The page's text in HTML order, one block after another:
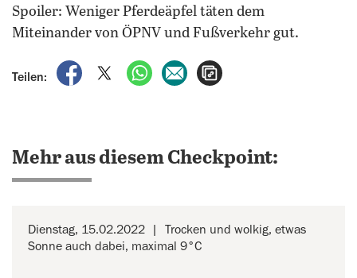
Spoiler: Weniger Pferdeäpfel täten dem
Miteinander von ÖPNV und Fußverkehr gut.
Teilen:
auf Facebook teilen
auf X teilenper WhatsApp teilen
per E-Mail teilen
Mehr aus diesem Checkpoint:
Dienstag, 15.02.2022
Trocken und wolkig, etwas
Sonne auch dabei, maximal 9°C